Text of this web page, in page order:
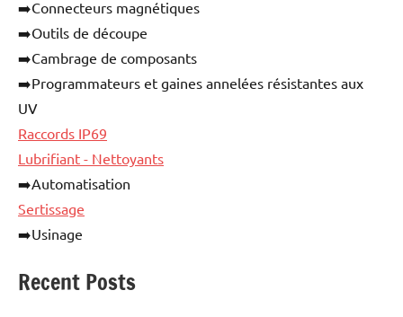
➡️Connecteurs magnétiques
➡️Outils de découpe
➡️Cambrage de composants
➡️Programmateurs et gaines annelées résistantes aux
UV
Raccords IP69
Lubrifiant - Nettoyants
➡️Automatisation
Sertissage
➡️Usinage
Recent Posts